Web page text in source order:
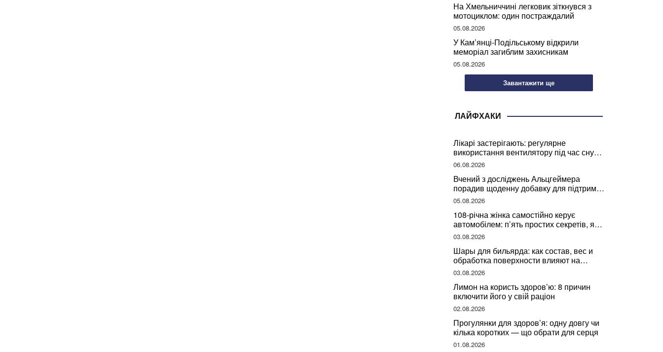
На Хмельниччині легковик зіткнувся з
мотоциклом: один постраждалий
05.08.2026
У Кам’янці-Подільському відкрили
меморіал загиблим захисникам
05.08.2026
Завантажити ще
ЛАЙФХАКИ
Лікарі застерігають: регулярне
використання вентилятору під час сну
може негативно вплинути на ваше
здоров’я
06.08.2026
Вчений з досліджень Альцгеймера
порадив щоденну добавку для підтримки
мозкової діяльності
05.08.2026
108-річна жінка самостійно керує
автомобілем: п’ять простих секретів, які
допомогли їй дожити до століття
03.08.2026
Шары для бильярда: как состав, вес и
обработка поверхности влияют на
динамику игры
03.08.2026
Лимон на користь здоров’ю: 8 причин
включити його у свій раціон
02.08.2026
Прогулянки для здоров’я: одну довгу чи
кілька коротких — що обрати для серця
01.08.2026